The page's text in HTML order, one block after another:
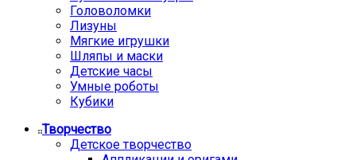
Головоломки
Лизуны
Мягкие игрушки
Шляпы и маски
Детские часы
Умные роботы
Кубики
Творчество
Детское творчество